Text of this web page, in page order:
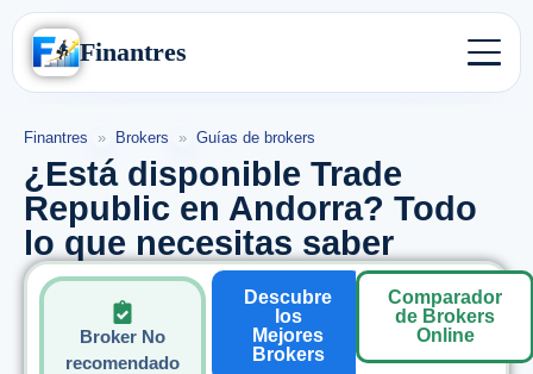
Finantres
Finantres » Brokers » Guías de brokers
¿Está disponible Trade
Republic en Andorra? Todo
lo que necesitas saber
Broker No
recomendado
Descubre
los
Mejores
Brokers
Comparador
de Brokers
Online